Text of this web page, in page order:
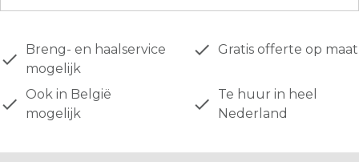
done
Breng- en haalservice
mogelijk
done Gratis offerte op maat
done
Ook in België
mogelijk
done
Te huur in heel
Nederland